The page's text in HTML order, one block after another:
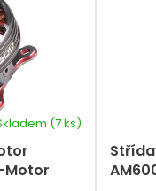
Motor
(7 ks)